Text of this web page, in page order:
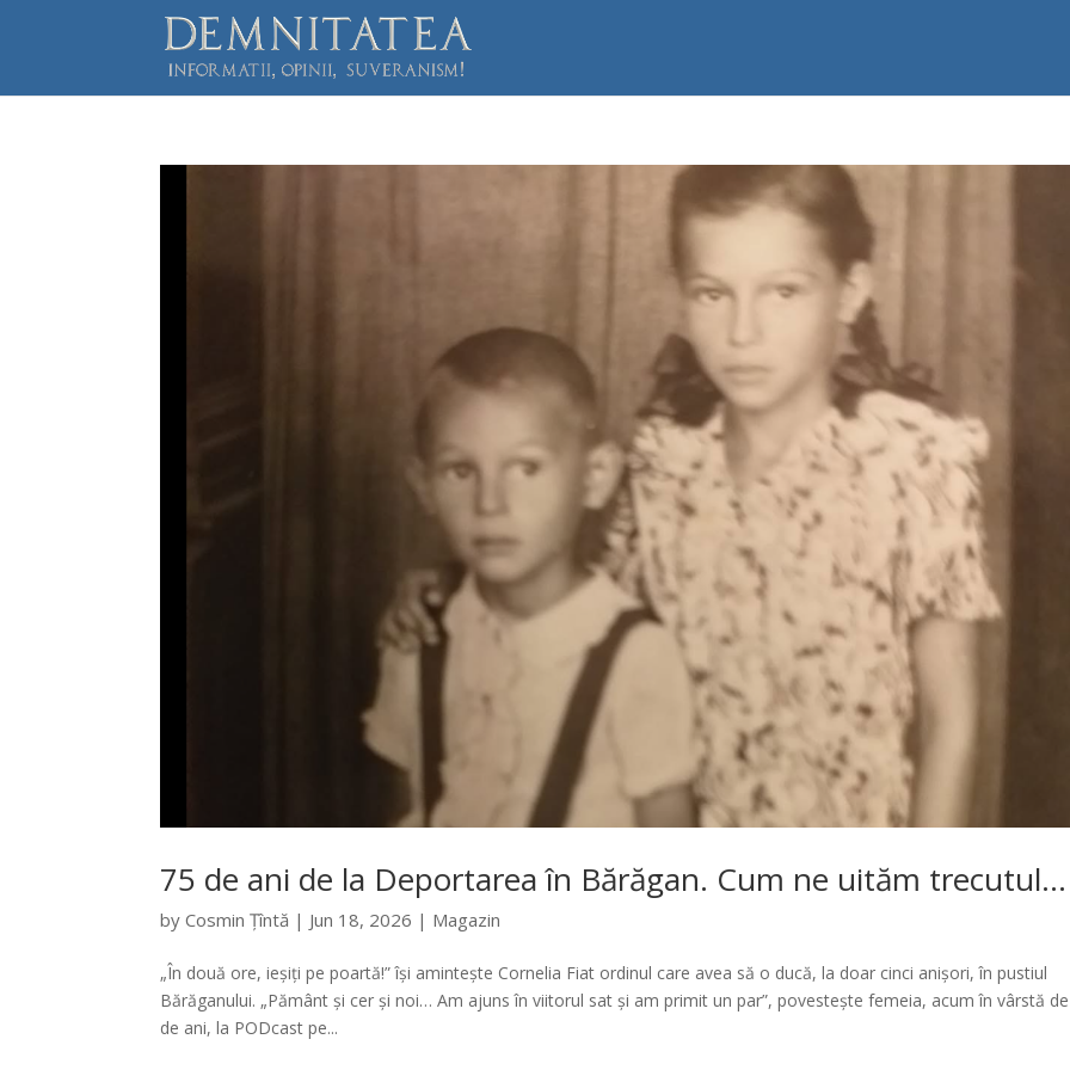
75 de ani de la Deportarea în Bărăgan. Cum ne uităm trecutul…
byCosmin Țîntă | Jun 18, 2026 | Magazin
„În două ore, ieșiți pe poartă!” își amintește Cornelia Fiat ordinul care avea să o ducă, la doar cinci anișori, în pustiul
Bărăganului. „Pământ și cer și noi… Am ajuns în viitorul sat și am primit un par”, povestește femeia, acum în vârstă
de ani, la PODcast pe...